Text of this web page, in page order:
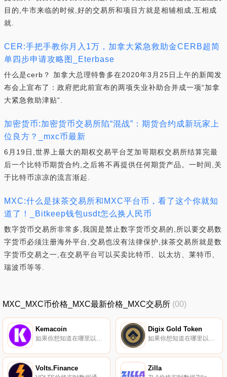
目的,牛市来临的时候,好的交易所和项目方就是相辅相成,互相成
就.
CER:手把手教你月入1万，加拿大紧急救助金CERB超简
单四步申请攻略图_Eterbase
什么是cerb？ 加拿大总理特鲁多在2020年3月25日上午的新闻发
布会上宣布了：政府把此前宣布的两项失业补助合并成一项“加拿
大紧急救助津贴”.
加密货币:加密货币交易所陷“混战”：期货合约成新玩家上
位良方？_mxc币最新
6月19日,世界上最大的期权交易平台芝加哥期权交易所结算完最
后一个比特币期货合约,之后将不再提供任何期货产品。一时间,关
于比特币凉凉的流言渐起.
MXC:什么是抹茶交易所和MXC平台币，看了这个你就知
道了！_Bitkeep钱包usdt怎么换人民币
数字货币交易所非常多,我国是禁止数字货币交易的,所以要交易数
字货币必须注册海外平台,交易也没有法律保护,抹茶交易所就是数
字货币交易之一,在交易平台可以买卖比特币、以太坊、莱特币、
瑞波币等等.
MXC_MXC币价格_MXC最新价格_MXC交易所 (00)
Kemacoin
如果你想知道在哪里以当前价格购买Kemacoin,目前交易{Kemacoin]股票的顶级加密货币交易所是Graviex。您可以在我们的加密货币交易所页面上找到其他列表.
Digix Gold Token
如果你想知道在哪里以当前价格购买Digix Gold Token,目前交易{Digix Gold Token]股票的顶级加密货币交易所是Indodax。您可以在我们的加密货币交易所页面上找到其他列表.
Volts.Finance Zilla